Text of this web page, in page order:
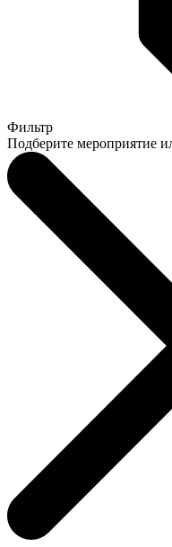
Фильтр
Подберите мероприятие